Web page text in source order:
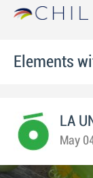
Elements
LA
May